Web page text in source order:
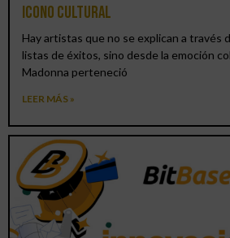
icono cultural
Hay artistas que no se explican a través
listas de éxitos, sino desde la emoción
Madonna perteneció
LEER MÁS »